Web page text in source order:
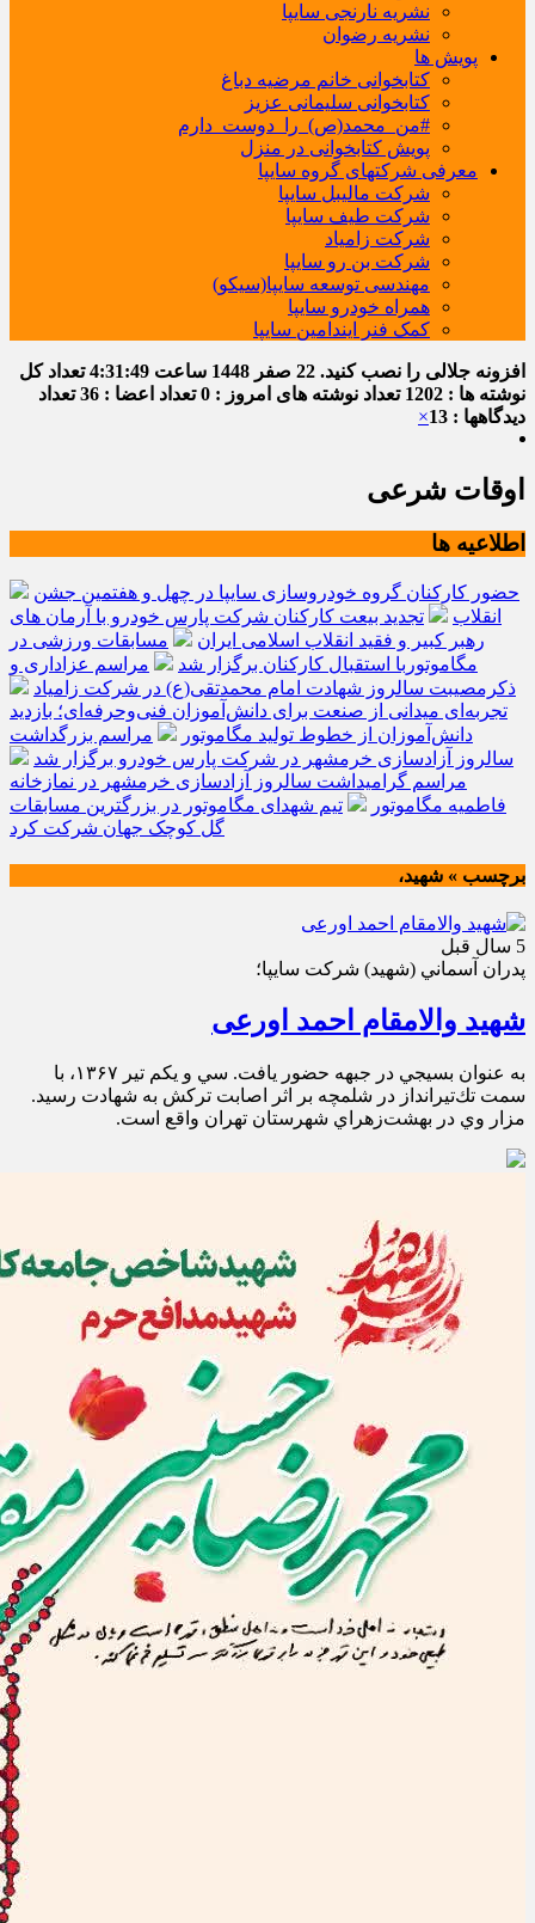
نشریه نارنجی سایپا
نشریه رضوان
پویش ها
کتابخوانی خانم مرضیه دباغ
کتابخوانی سلیمانی عزیز
#من_محمد(ص)_را_دوست_دارم
پویش کتابخوانی در منزل
معرفی شرکتهای گروه سایپا
شرکت مالیبل سایپا
شرکت طیف سایپا
شرکت زامیاد
شرکت بن رو سایپا
مهندسی توسعه سایپا(سیکو)
همراه خودرو سایپا
کمک فنر ایندامین سایپا
افزونه جلالی را نصب کنید. 22 صفر 1448 ساعت 4:31:50تعداد کل
نوشته ها : 1202
تعداد نوشته های امروز : 0 تعداد اعضا : 36
تعداد
دیدگاهها : 13
×
اوقات شرعی
اطلاعیه ها
حضور کارکنان گروه خودروسازی سایپا در چهل و هفتمین جشن
انقلاب
تجدید بیعت کارکنان شرکت پارس خودرو با آرمان های
رهبر کبیر و فقید انقلاب اسلامی ایران
مسابقات ورزشی در
مگاموتوربا استقبال کارکنان برگزار شد
مراسم عزاداری و
ذکرمصیبت سالروز شهادت امام محمدتقی(ع) در شرکت زامیاد
تجربه‌ای میدانی از صنعت برای دانش‌آموزان فنی‌وحرفه‌ای؛ بازدید
دانش‌آموزان از خطوط تولید مگاموتور
مراسم بزرگداشت
سالروز آزادسازی خرمشهر در شرکت پارس خودرو برگزار شد
مراسم گرامیداشت سالروز آزادسازی خرمشهر در نمازخانه
فاطمیه مگاموتور
تیم شهدای مگاموتور در بزرگترین مسابقات
گل کوچک جهان شرکت کرد
برچسب » شهید،
5 سال قبل
پدران آسماني (شهيد) شركت سايپا؛
شهید والامقام احمد اورعی
به عنوان بسيجي در جبهه حضور يافت. سي و يكم تير ۱۳۶۷، با
سمت تك‌تيرانداز در شلمچه بر اثر اصابت تركش به شهادت رسيد.
مزار وي در بهشت‌زهراي شهرستان تهران واقع است.